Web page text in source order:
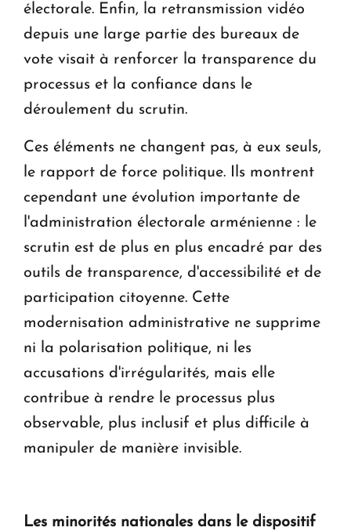
électorale. Enfin, la retransmission vidéo
depuis une large partie des bureaux de
vote visait à renforcer la transparence du
processus et la confiance dans le
déroulement du scrutin.
Ces éléments ne changent pas, à eux seuls,
le rapport de force politique. Ils montrent
cependant une évolution importante de
l'administration électorale arménienne : le
scrutin est de plus en plus encadré par des
outils de transparence, d'accessibilité et de
participation citoyenne. Cette
modernisation administrative ne supprime
ni la polarisation politique, ni les
accusations d'irrégularités, mais elle
contribue à rendre le processus plus
observable, plus inclusif et plus difficile à
manipuler de manière invisible.
Les minorités nationales dans le dispositif